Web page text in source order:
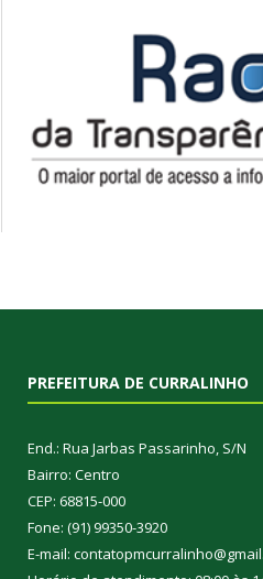
PREFEITURA DE CURRALINHO
End.: Rua Jarbas Passarinho, S/N
Bairro: Centro
CEP: 68815-000
Fone: (91) 99350-3920
E-mail: